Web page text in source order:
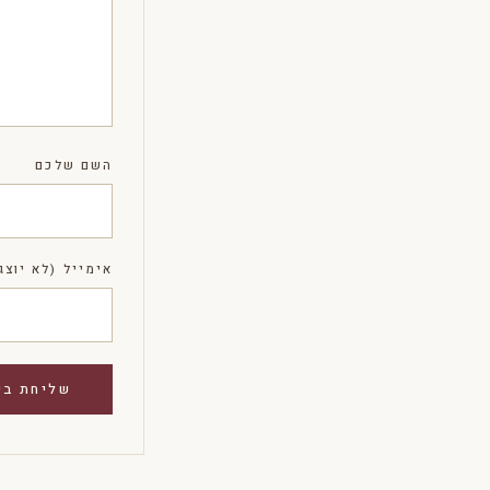
השם שלכם
אימייל (לא